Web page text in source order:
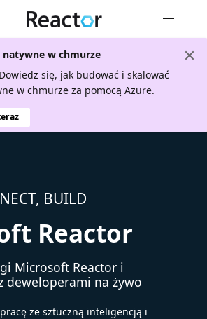
natywne w chmurze
się, jak budować i skalować
w chmurze za pomocą Azure.
BUILD
Reactor
Microsoft Reactor i
deweloperami na żywo
ze sztuczną inteligencją i